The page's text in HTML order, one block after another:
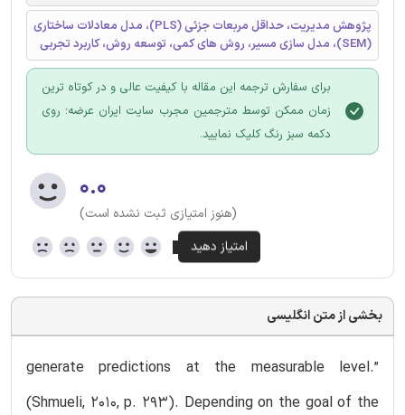
پژوهش مدیریت، حداقل مربعات جزئی (PLS)، مدل معادلات ساختاری
(SEM)، مدل سازی مسیر، روش های کمی، توسعه روش، کاربرد تجربی
برای سفارش ترجمه این مقاله با کیفیت عالی و در کوتاه ترین
زمان ممکن توسط مترجمین مجرب سایت ایران عرضه؛ روی
دکمه سبز رنگ کلیک نمایید.
۰.۰
(هنوز امتیازی ثبت نشده است)
بخشی از متن انگلیسی
generate predictions at the measurable level.”
(Shmueli, 2010, p. 293). Depending on the goal of the